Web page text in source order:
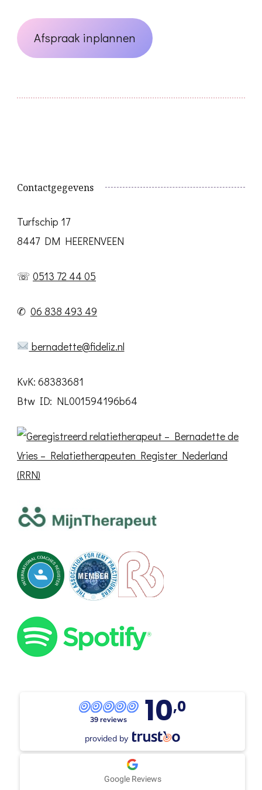
Afspraak inplannen
Contactgegevens
Turfschip 17
8447 DM HEERENVEEN
☏ 0513 72 44 05
✆ 06 838 493 49
bernadette@fideliz.nl
KvK: 68383681
Btw ID: NL001594196b64
39 reviews 10,0
provided by
Google Reviews